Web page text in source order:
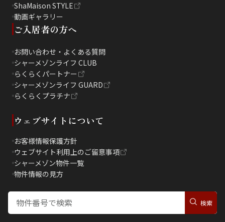
ShaMaison STYLE
動画ギャラリー
ご入居者の方へ
お問い合わせ・よくある質問
シャーメゾンライフ CLUB
らくらくパートナー
シャーメゾンライフ GUARD
らくらくプラチナ
ウェブサイトについて
お客様情報保護方針
ウェブサイト利用上のご留意事項
シャーメゾン物件一覧
物件情報の見方